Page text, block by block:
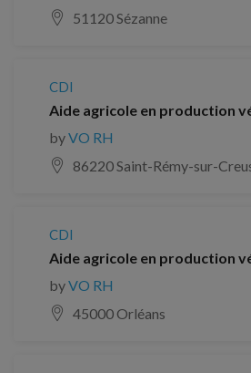
51120 Sézanne
CDI
Aide agricole en production
byVO RH
86220 Saint-Rémy-sur-
CDI
Aide agricole en production
byVO RH
45000 Orléans